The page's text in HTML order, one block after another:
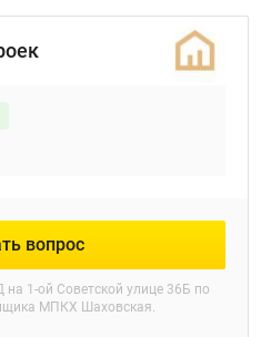
вопрос
1-ой Советской улице 36Б по
МПКХ Шаховская.